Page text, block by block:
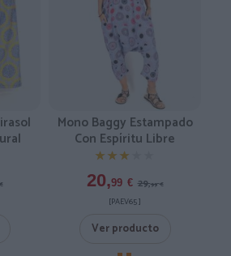
€
Mono Baggy Estampado
Con Espíritu Libre
★★★★★
★★★★★
20,99 € 29,99 €
[PAEV65 ]
Ver producto